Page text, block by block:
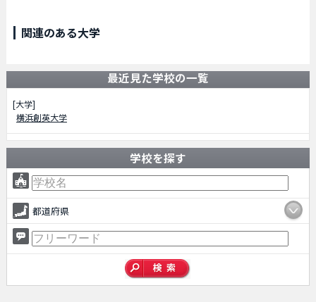
関連のある大学
最近見た学校の一覧
[大学]
横浜創英大学
学校を探す
都道府県